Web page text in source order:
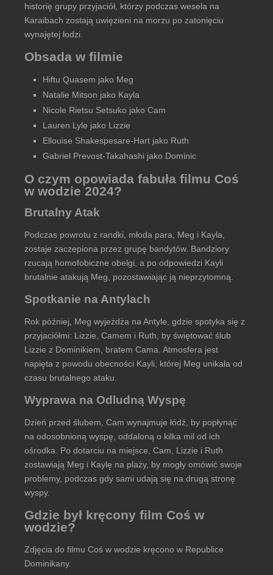
historię grupy przyjaciół, którzy podczas wesela na
Karaibach zostają uwięzieni na morzu po zatonięciu
wynajętej łodzi.
Obsada w filmie
Hiftu Quasem jako Meg
Natalie Mitson jako Kayla
Nicole Rietsu Setsuko jako Cam
Lauren Lyle jako Lizzie
Ellouise Shakespesare-Hart jako Ruth
Gabriel Prevost-Takahashi jako Dominic
O czym opowiada fabuła filmu Coś
w wodzie 2024?
Brutalny Atak
Podczas powrotu z randki, młoda para, Meg i Kayla,
zostaje zaczepiona przez grupę bandytów. Bandziory
rzucają homofobiczne obelgi, a po odpowiedzi Kayli
brutalnie atakują Meg, pozostawiając ją nieprzytomną.
Spotkanie na Antylach
Rok później, Meg wyjeżdża na Antyle, gdzie spotyka się z
przyjaciółmi: Lizzie, Camem i Ruth, by świętować ślub
Lizzie z Dominikiem, bratem Cama. Atmosfera jest
napięta z powodu obecności Kayli, której Meg unikała od
czasu brutalnego ataku.
Wyprawa na Odludną Wyspę
Dzień przed ślubem, Cam wynajmuje łódź, by popłynąć
na odosobnioną wyspę, oddaloną o kilka mil od ich
ośrodka. Po dotarciu na miejsce, Cam, Lizzie i Ruth
zostawiają Meg i Kaylę na plaży, by mogły omówić swoje
problemy, podczas gdy sami udają się na drugą stronę
wyspy.
Gdzie był kręcony film Coś w
wodzie?
Zdjęcia do filmu Coś w wodzie kręcono w Republice
Dominikany.